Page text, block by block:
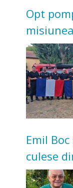
Opt
incendii
Emil
culese
nu